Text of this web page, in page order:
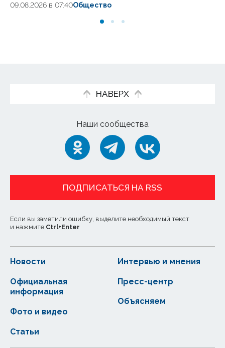
09.08.2026 в 07:40Общество
НАВЕРХ
Наши сообщества
ПОДПИСАТЬСЯ НА RSS
Если вы заметили ошибку, выделите необходимый текст
и нажмите Ctrl+Enter
Новости
Статьи
Официальная
информация
Интервью и мнения
Фото и видео
Пресс-центр
Объясняем